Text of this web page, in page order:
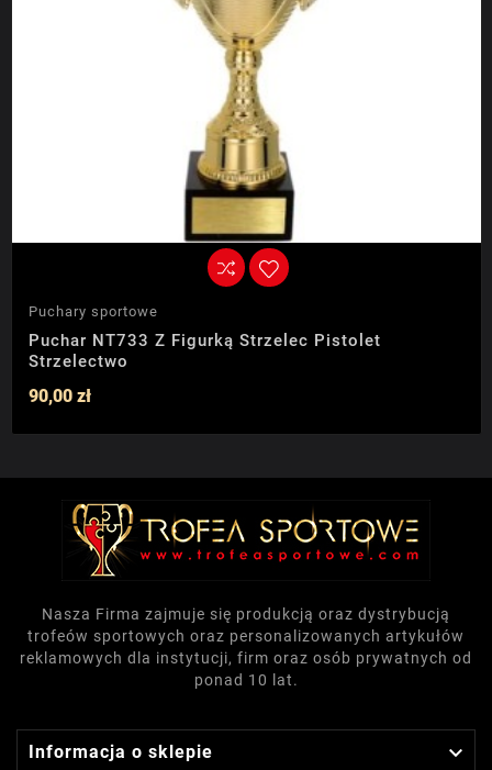
Puchary sportowe
Puchar NT733 Z Figurką Strzelec Pistolet
Strzelectwo
90,00 zł
Nasza Firma zajmuje się produkcją oraz dystrybucją
trofeów sportowych oraz personalizowanych artykułów
reklamowych dla instytucji, firm oraz osób prywatnych od
ponad 10 lat.
Informacja o sklepie 